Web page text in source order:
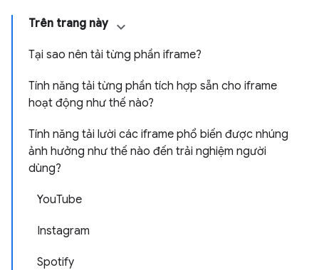
Trên trang này
Tại sao nên tải từng phần iframe?
Tính năng tải từng phần tích hợp sẵn cho iframe
hoạt động như thế nào?
Tính năng tải lười các iframe phổ biến được nhúng
ảnh hưởng như thế nào đến trải nghiệm người
dùng?
YouTube
Instagram
Spotify